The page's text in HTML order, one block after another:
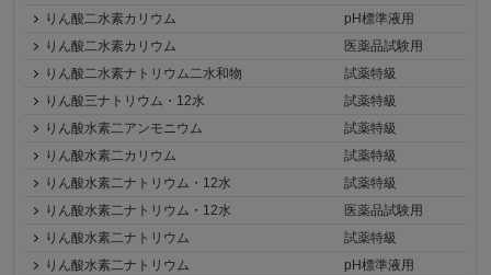
りん酸二水素カリウム
pH標準液用
りん酸二水素カリウム
医薬品試験用
りん酸二水素ナトリウム二水和物
試薬特級
りん酸三ナトリウム・12水
試薬特級
りん酸水素二アンモニウム
試薬特級
りん酸水素二カリウム
試薬特級
りん酸水素二ナトリウム・12水
試薬特級
りん酸水素二ナトリウム・12水
医薬品試験用
りん酸水素二ナトリウム
試薬特級
りん酸水素二ナトリウム
pH標準液用